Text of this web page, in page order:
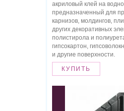
акриловый клей на
предназначенный для
карнизов, молдингов,
других декоративных
полистирола и
гипсокартон,
и другие поверхности.
КУПИТЬ